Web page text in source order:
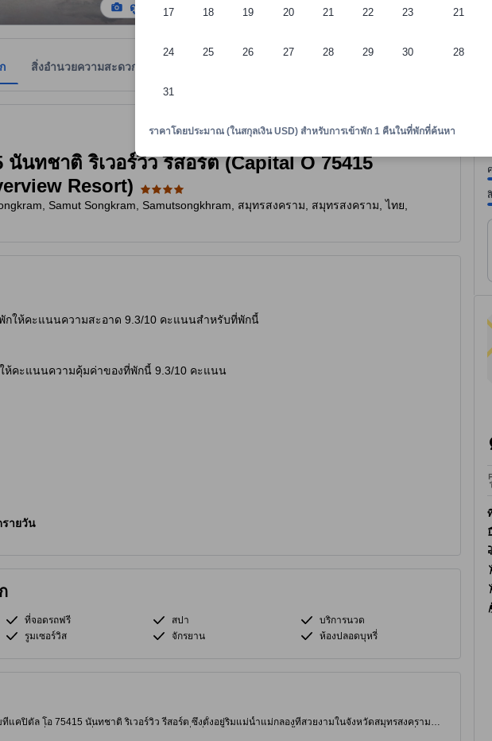
17 18 19 20 21 22 23
24 25 26 27 28 29 30
31
21
28
ราคาโดยประมาณ (ในสกุลเงิน USD) สำหรับการเข้าพัก 1 คืนในที่พักที่ค้นหา
ดูรูปทั้งหมด
สิ่งอำนวยความสะดวก
นันทชาติ ริเวอร์วิว รีสอร์ต (Capital O 75415
Resort)
Samut Songkram, Samutsongkhram, สมุทรสงคราม, สมุทรสงคราม, ไทย,
กให้คะแนนความสะอาด 9.3/10 คะแนนสำหรับที่พักนี้
ห้คะแนนความคุ้มค่าของที่พักนี้ 9.3/10 คะแนน
ายวัน
ที่จอดรถฟรี สปา
บริการนวด
รูมเซอร์วิส จักรยาน ห้องปลอดบุหรี่
แคปิตัล โอ 75415 นันทชาติ ริเวอร์วิว รีสอร์ต ซึ่งตั้งอยู่ริมแม่น้ำแม่กลองที่สวยงามในจังหวัดสมุทรสงคราม
ยเลนที่เขียวชอุ่ม ซึ่งมอบประสบการณ์ท้องถิ่นที่ไม่เหมือนใคร รีสอร์ตนี้มีบริการรูมเซอร์วิสตลอด 24 ชั่วโมง